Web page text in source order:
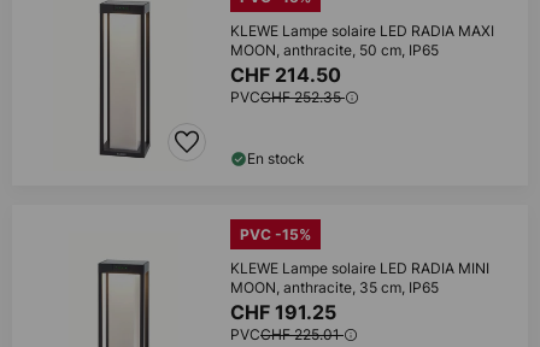
KLEWE Lampe solaire LED RADIA MAXI
MOON, anthracite, 50 cm, IP65
CHF 214.50
PVCCHF 252.35
En stock
PVC -15%
KLEWE Lampe solaire LED RADIA MINI
MOON, anthracite, 35 cm, IP65
CHF 191.25
PVCCHF 225.01